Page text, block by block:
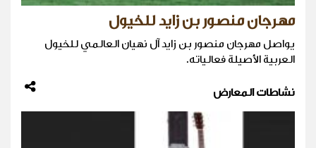
مهرجان منصور بن زايد للخيول
يواصل مهرجان منصور بن زايد آل نهيان العالمي للخيول
العربية الأصيلة فعالياته.
نشاطات المعارض